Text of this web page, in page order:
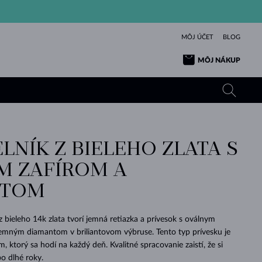
MÔJ ÚČET BLOG
MÔJ NÁKUP
VÝNIMOČNÝ
LÁSKA
ŽLTÉ ZLATO
RUŽOVÉ ZLATO
KRÁSOU
TANZANITY
TOPÁSY
TURMALÍNY
PRE BÁBÄTKÁ
SVADOBNÉ
KRÁSNE
TURMALÍNY
VLTAVÍNY
MINERÁLY
BIELE ZLATO
ŽLTÉ ZLATO
PRÍVESKY
NÁRAMKY
ELEGANCIA
ZAFÍRY
SMARAGDY
VLTAVÍNY
SVADOBNÉ
ŽLTÉ ZLATO
ŠPERKY
KRÁSU
KOLEKCIE
Z BIELEHO ZLATA S
ZAFÍROM A
bieleho 14k zlata tvorí jemná retiazka a prívesok s oválnym
diamantom v briliantovom výbruse. Tento typ prívesku je
ktorý sa hodí na každý deň. Kvalitné spracovanie zaistí, že si
dlhé roky.